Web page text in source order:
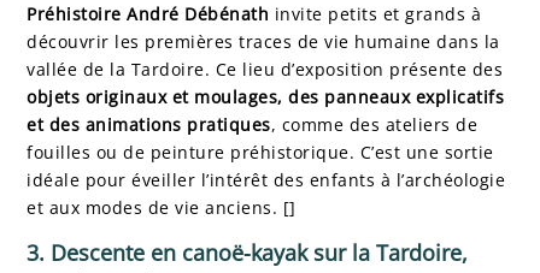
Préhistoire André Débénath invite petits et grands à
découvrir les premières traces de vie humaine dans la
vallée de la Tardoire. Ce lieu d’exposition présente des
objets originaux et moulages, des panneaux explicatifs
et des animations pratiques, comme des ateliers de
fouilles ou de peinture préhistorique. C’est une sortie
idéale pour éveiller l’intérêt des enfants à l’archéologie
et aux modes de vie anciens. []
3. Descente en canoë-kayak sur la Tardoire,